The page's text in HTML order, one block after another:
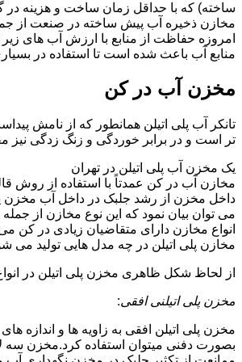
ساخته) که با حداقل زمان ساخت و هزینه در
مخازن ذخیره آب پیش ساخته در صنعت از
امروزه حفاظت از منابع با ارزش آب های
منابع آب باعث شده است تا استفاده در
مخزن آب در کن
تانکر آب پلی اتیلن همانطور که از نامش
تر است و در برابر خوردگی و زنگ زدگی نیز
یک مخزن آب پلی اتیلن در تهران
مخازن آب در کن عمدتاً با استفاده از روش
داخل مخزن از رشد جلبک در داخل آب مخزن
می توان بیان نمود که این نوع مخازن از
انواع مخازن دارای متقاضیان زیادی در کن
مخازن پلی اتیلن در چه مدل هایی تولید می
از لحاظ شکل ظاهری مخزن پلی اتیلن در
مخزن پلی اتیلنی افقی:
مخزن پلی اتیلن افقی به زاویه ها و اندازه
بصورت دفنی میتوان استفاده کرد.مخزن سه